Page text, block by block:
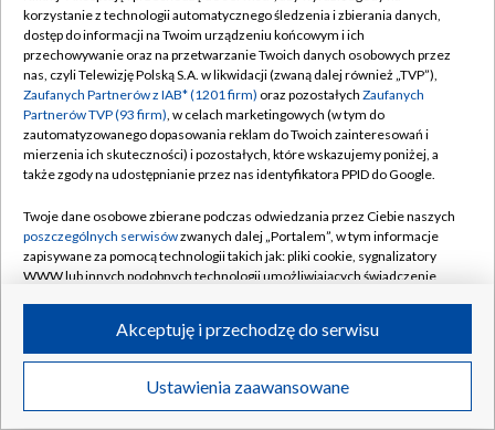
TVP
Abonament TVP
Emisja w TVP
Centrum informacji TVP
Naziemna Telewizja Cyfrowa
Rada Programowa
System NOS
Informacje o nadawcy
Program dla prasy
Ogłoszenie przetargowe
Regulamin TVP
Polityka prywatności
Moje zgody
Pomoc
Kontakt
Kanały
©2026 Telewizja Polska S.A. w likwidacji
korzystanie z technologii automatycznego śledzenia i zbierania danych,
dostęp do informacji na Twoim urządzeniu końcowym i ich
przechowywanie oraz na przetwarzanie Twoich danych osobowych przez
nas, czyli Telewizję Polską S.A. w likwidacji (zwaną dalej również „TVP”),
Zaufanych Partnerów z IAB* (1201 firm) oraz pozostałych Zaufanych
Partnerów TVP (93 firm), w celach marketingowych (w tym do
zautomatyzowanego dopasowania reklam do Twoich zainteresowań i
mierzenia ich skuteczności) i pozostałych, które wskazujemy poniżej, a
także zgody na udostępnianie przez nas identyfikatora PPID do Google.
Twoje dane osobowe zbierane podczas odwiedzania przez Ciebie naszych
poszczególnych serwisówzwanych dalej „Portalem”, w tym informacje
zapisywane za pomocą technologii takich jak: pliki cookie, sygnalizatory
WWW lub innych podobnych technologii umożliwiających świadczenie
ruchu w Internecie.
Twoje dane osobowe zbierane podczas odwiedzania przez Ciebie
poszczególnych serwisówna Portalu, takie jak adresy IP, identyfikatory
Ustawienia zaawansowane
Akceptuję i przechodzę do serwisu